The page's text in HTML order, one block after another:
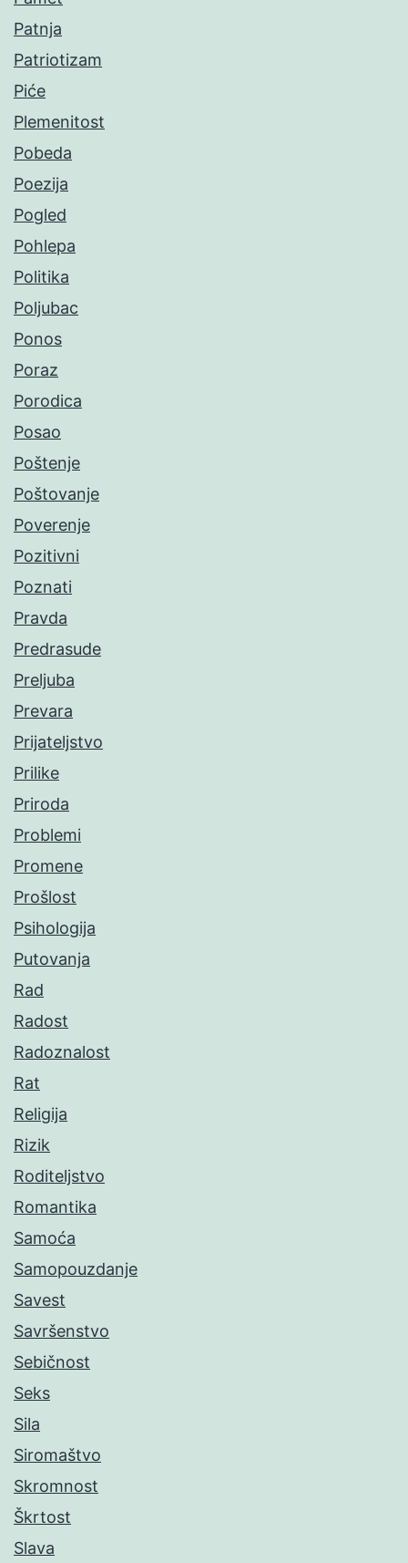
Patnja
Patriotizam
Piće
Plemenitost
Pobeda
Poezija
Pogled
Pohlepa
Politika
Poljubac
Ponos
Poraz
Porodica
Posao
Poštenje
Poštovanje
Poverenje
Pozitivni
Poznati
Pravda
Predrasude
Preljuba
Prevara
Prijateljstvo
Prilike
Priroda
Problemi
Promene
Prošlost
Psihologija
Putovanja
Rad
Radost
Radoznalost
Rat
Religija
Rizik
Roditeljstvo
Romantika
Samoća
Samopouzdanje
Savest
Savršenstvo
Sebičnost
Seks
Sila
Siromaštvo
Skromnost
Škrtost
Slava